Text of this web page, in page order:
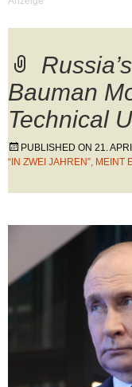
Bauman
Technical
PUBLISHED ON 21.
“IN ZWEI JAHREN”, MEINT